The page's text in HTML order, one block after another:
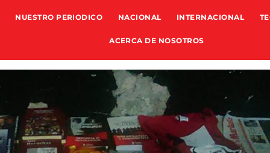
NUESTRO PERIODICO NACIONAL INTERNACIONAL
ACERCA DE NOSOTROS